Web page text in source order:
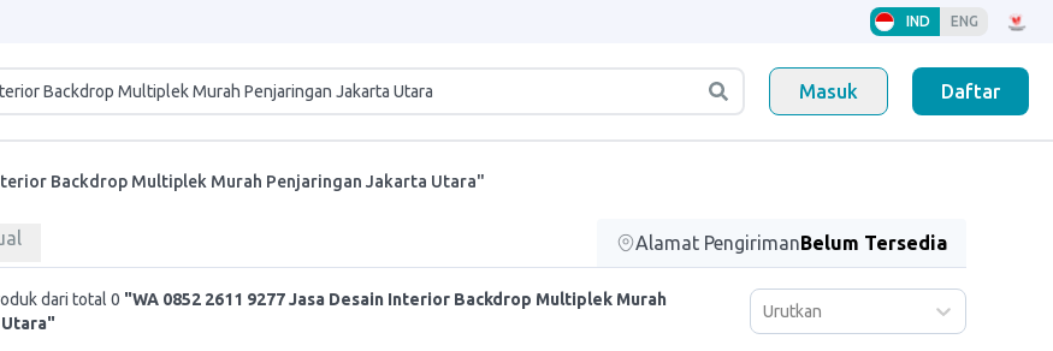
IND ENG
Masuk Daftar
Backdrop Multiplek Murah Penjaringan Jakarta Utara"
Alamat PengirimanBelum Tersedia
dari total 0 "WA 0852 2611 9277 Jasa Desain Interior Backdrop Multiplek Murah
Utara"
Urutkan